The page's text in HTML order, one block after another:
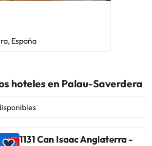
España
hoteles en Palau-Saverdera
1131 Can Isaac Anglaterra -